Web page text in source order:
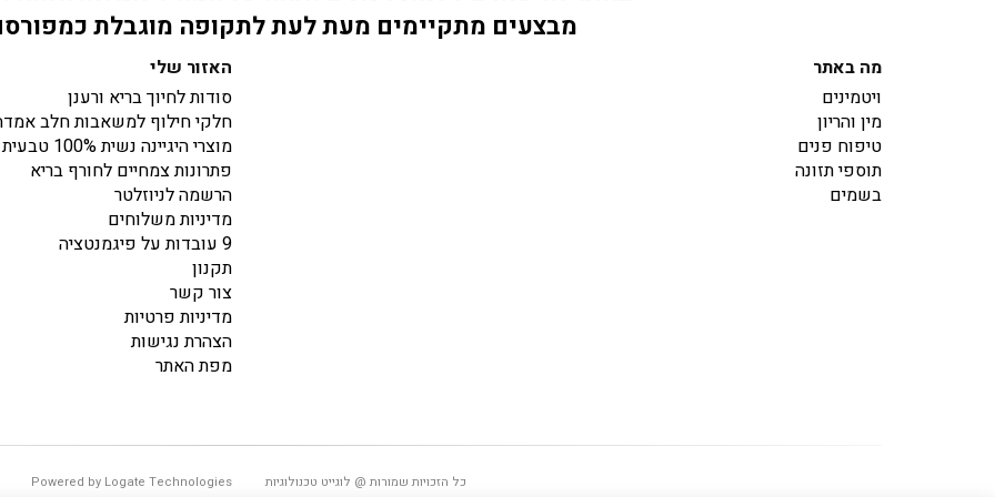
מבצעים מתקיימים מעת לעת לתקופה מוגבלת
האזור שלי
סודות לחיוך בריא ורענן
חלקי חילוף למשאבות חלב
מוצרי היגיינה נשית 100% טבעית
פתרונות צמחיים לחורף בריא
הרשמה לניוזלטר
מדיניות משלוחים
9 עובדות על פיגמנטציה
תקנון
צור קשר
מדיניות פרטיות
הצהרת נגישות
מפת האתר
מה באתר
ויטמינים
מין והריון
טיפוח פנים
תוספי תזונה
בשמים
Powered by Logate Technologies כל הזכויות שמורות @ לוגייט טכנולוגיות